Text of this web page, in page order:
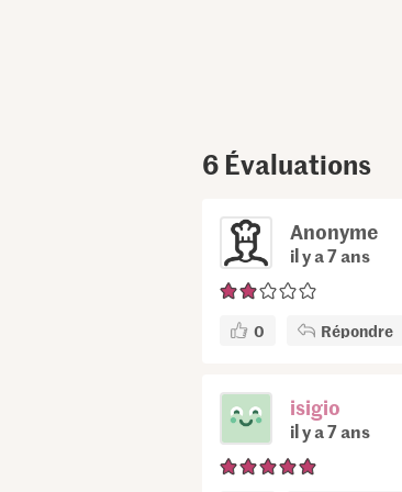
6 Évaluations
Anonyme
il y a 7 ans
0 Répondre
isigio
il y a 7 ans